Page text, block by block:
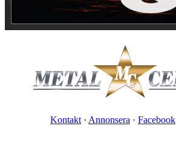
Kontakt · Annonsera · Facebook